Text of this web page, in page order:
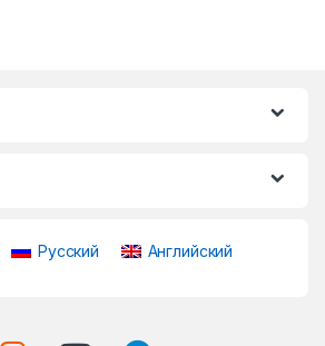
Русский Английский